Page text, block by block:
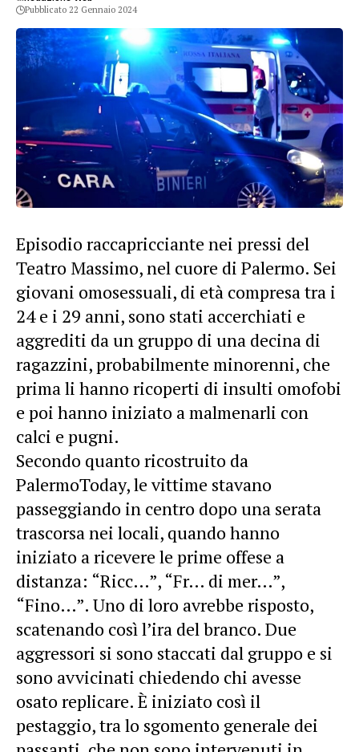
Pubblicato 22 Gennaio 2024
Episodio raccapricciante nei pressi del
Teatro Massimo, nel cuore di Palermo. Sei
giovani omosessuali, di età compresa tra i
24 e i 29 anni, sono stati accerchiati e
aggrediti da un gruppo di una decina di
ragazzini, probabilmente minorenni, che
prima li hanno ricoperti di insulti omofobi
e poi hanno iniziato a malmenarli con
calci e pugni.
Secondo quanto ricostruito da
PalermoToday, le vittime stavano
passeggiando in centro dopo una serata
trascorsa nei locali, quando hanno
iniziato a ricevere le prime offese a
distanza: “Ricc…”, “Fr… di mer…”,
“Fino…”. Uno di loro avrebbe risposto,
scatenando così l’ira del branco. Due
aggressori si sono staccati dal gruppo e si
sono avvicinati chiedendo chi avesse
osato replicare. È iniziato così il
pestaggio, tra lo sgomento generale dei